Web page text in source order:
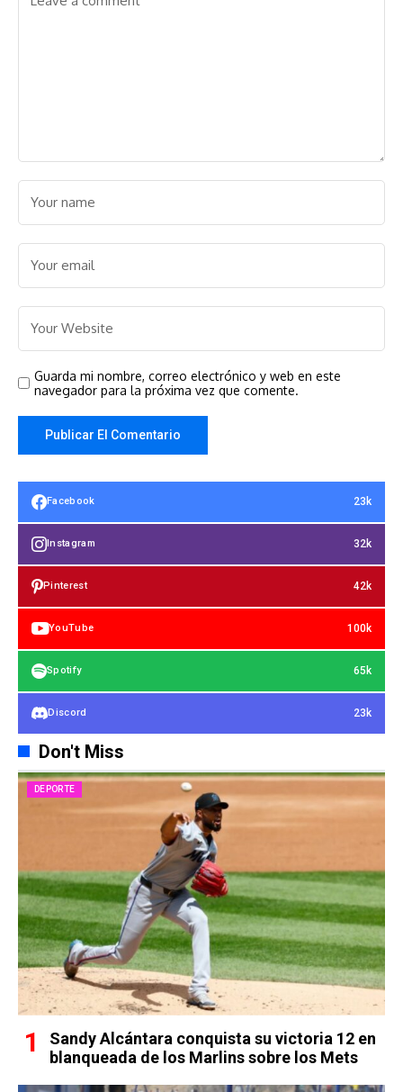
Guarda mi nombre, correo electrónico y web en este
navegador para la próxima vez que comente.
Facebook 23k
Instagram 32k
Pinterest 42k
YouTube 100k
Spotify 65k
Discord 23k
Don't Miss
DEPORTE
Sandy Alcántara conquista su victoria 12 en
blanqueada de los Marlins sobre los Mets